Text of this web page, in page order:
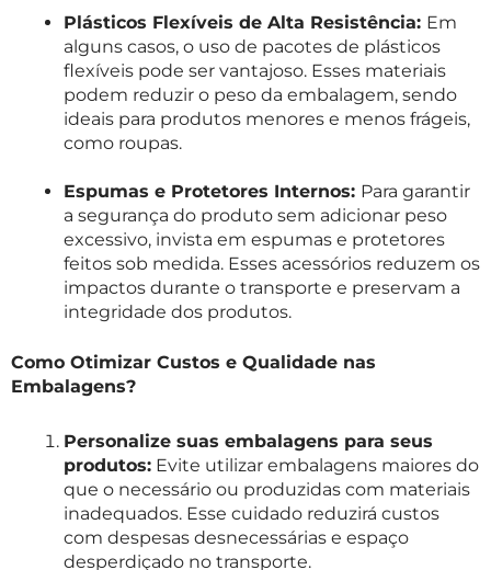
Plásticos Flexíveis de Alta Resistência: Em
alguns casos, o uso de pacotes de plásticos
flexíveis pode ser vantajoso. Esses materiais
podem reduzir o peso da embalagem, sendo
ideais para produtos menores e menos frágeis,
como roupas.
Espumas e Protetores Internos: Para garantir
a segurança do produto sem adicionar peso
excessivo, invista em espumas e protetores
feitos sob medida. Esses acessórios reduzem os
impactos durante o transporte e preservam a
integridade dos produtos.
Como Otimizar Custos e Qualidade nas
Embalagens?
Personalize suas embalagens para seus
produtos: Evite utilizar embalagens maiores do
que o necessário ou produzidas com materiais
inadequados. Esse cuidado reduzirá custos
com despesas desnecessárias e espaço
desperdiçado no transporte.